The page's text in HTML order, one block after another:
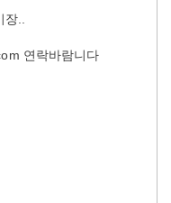
..
연락바람니다